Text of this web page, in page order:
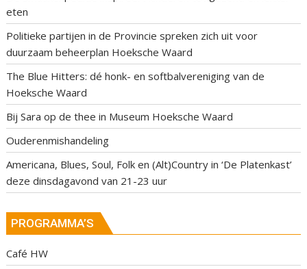
eten
Politieke partijen in de Provincie spreken zich uit voor
duurzaam beheerplan Hoeksche Waard
The Blue Hitters: dé honk- en softbalvereniging van de
Hoeksche Waard
Bij Sara op de thee in Museum Hoeksche Waard
Ouderenmishandeling
Americana, Blues, Soul, Folk en (Alt)Country in ‘De Platenkast’
deze dinsdagavond van 21-23 uur
PROGRAMMA’S
Café HW